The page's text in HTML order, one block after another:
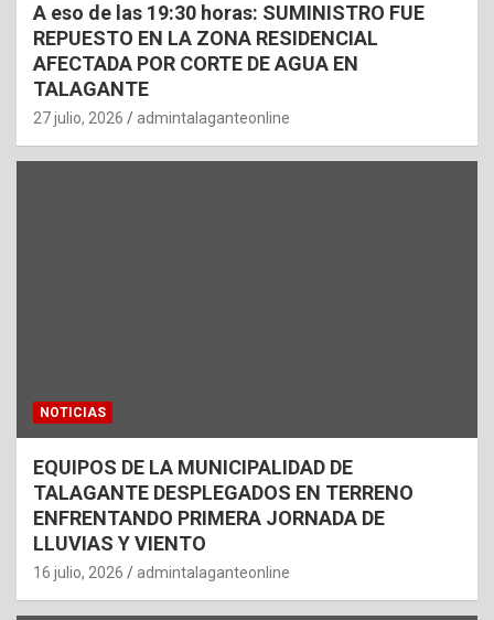
A eso de las 19:30 horas: SUMINISTRO FUE
REPUESTO EN LA ZONA RESIDENCIAL
AFECTADA POR CORTE DE AGUA EN
TALAGANTE
27 julio, 2026 admintalaganteonline
NOTICIAS
EQUIPOS DE LA MUNICIPALIDAD DE
TALAGANTE DESPLEGADOS EN TERRENO
ENFRENTANDO PRIMERA JORNADA DE
LLUVIAS Y VIENTO
16 julio, 2026 admintalaganteonline